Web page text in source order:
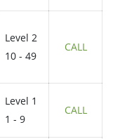
Level 2
10 - 49
CALL
Level 1
1 - 9
CALL